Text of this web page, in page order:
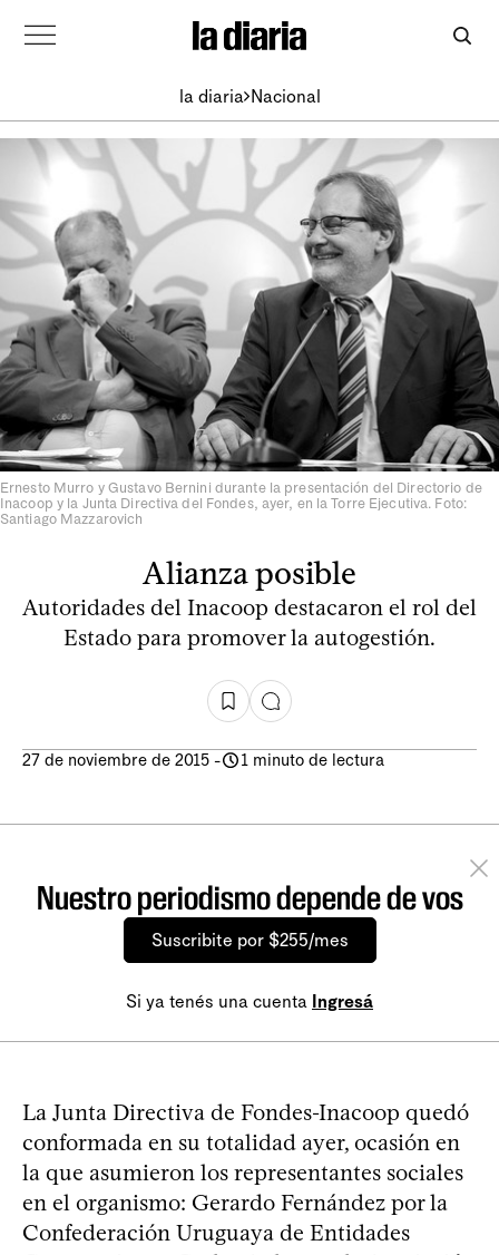
la diaria Nacional
Ernesto Murro y Gustavo Bernini durante la presentación del Directorio de
Inacoop y la Junta Directiva del Fondes, ayer, en la Torre Ejecutiva. Foto:
Santiago Mazzarovich
Alianza posible
Autoridades del Inacoop destacaron el rol del
Estado para promover la autogestión.
27 de noviembre de 2015 - 1 minuto de lectura
Nuestro periodismo depende de vos
Suscribite por $255/mes
Si ya tenés una cuenta Ingresá
La Junta Directiva de Fondes-Inacoop quedó
conformada en su totalidad ayer, ocasión en
la que asumieron los representantes sociales
en el organismo: Gerardo Fernández por la
Confederación Uruguaya de Entidades